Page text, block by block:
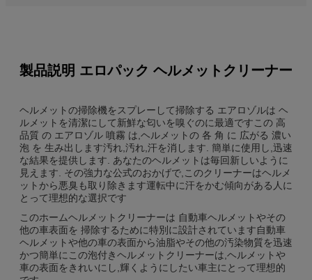
製品説明 エロパック ヘルメットクリーナー
ヘルメットの掃除機をスプレーして掃除する エアロゾルは ヘ
ルメットを清潔にして新鮮な匂いを嗅ぐのに最適ですこの 高
品質 の エアロゾル 噴霧 は,ヘルメットの 各 角 に 広がる 濃い
泡 を 生み出します汚れ,汚れ,汗を消します. 簡単に使用し,迅速
な結果を提供します. あなたのヘルメットは毎回新しいように
見えます. その強力な公式のおかげで,このクリーナーはヘルメ
ットから悪臭も取り除きます運転中に汗をかむ傾向がある人に
とって理想的な選択です
このホームヘルメットクリーナーは 自動車ヘルメットやその
他の車表面を 掃除するために特別に設計されています自動車
ヘルメットや他の車の表面から油脂やその他の汚染物質を迅速
かつ簡単にこの泡付きヘルメットクリーナーは,ヘルメットや
車の表面をきれいにし,輝くようにしたい車主にとって理想的